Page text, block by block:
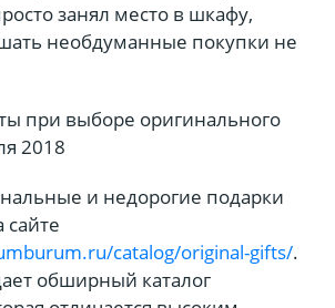
занял место в шкафу,
необдуманные покупки не
и недорогие подарки
сайте
catalog/original-gifts/.
обширный каталог